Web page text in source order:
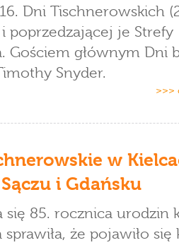
Dni Tischnerowskich
poprzedzającej je Strefy
Gościem głównym Dni
Snyder.
>>>
w
i Gdańsku
się 85. rocznica urodzin
sprawiła, że pojawiło się